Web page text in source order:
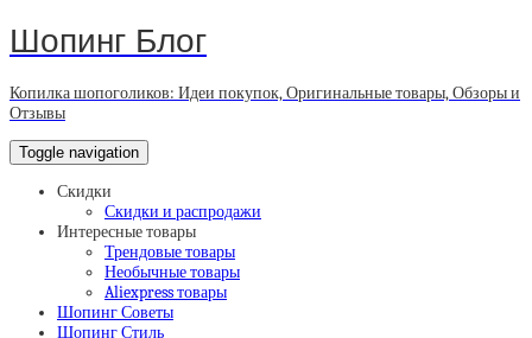
Шопинг Блог
Копилка шопоголиков: Идеи покупок, Оригинальные товары, Обзоры и
Отзывы
Toggle navigation
Скидки
Скидки и распродажи
Интересные товары
Трендовые товары
Необычные товары
Aliexpress товары
Шопинг Советы
Шопинг Стиль